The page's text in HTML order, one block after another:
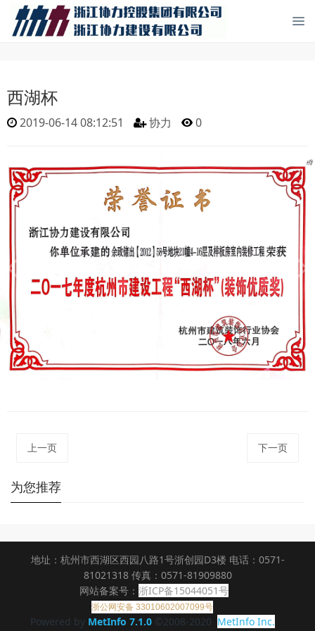
西湖杯
2019-06-14 08:12:51 协力 0
上一页 下一页
为您推荐
地址：杭州市西湖区西园八路1号浙创园D3楼 电话：0571-
81021318 传真：0571-81909880
网站备案号： 浙ICP备15044051号
浙公网安备 33010602007099号
Powered by MetInfo 7.1.0©2008-2020 MetInfo Inc.